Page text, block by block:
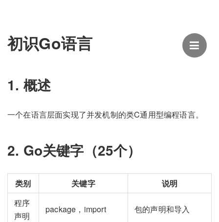
初识Go语言
1. 概述
一个在语言层面实现了并发机制的类C通用型编程语言。
2. Go关键字（25个）
类别 关键字
说明
程序
声明
package，import 包的声明和导入